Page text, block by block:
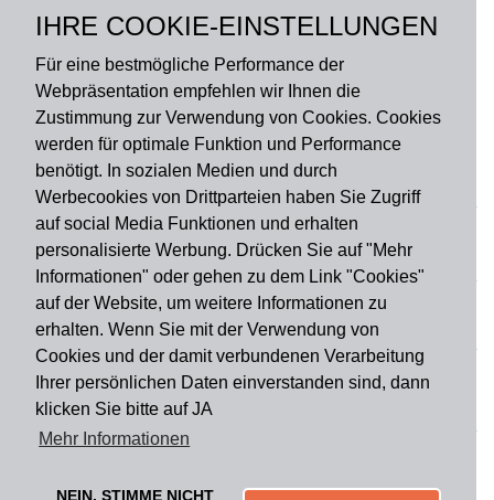
IHRE COOKIE-EINSTELLUNGEN
Für eine bestmögliche Performance der
Webpräsentation empfehlen wir Ihnen die
Zustimmung zur Verwendung von Cookies. Cookies
werden für optimale Funktion und Performance
benötigt. In sozialen Medien und durch
Werbecookies von Drittparteien haben Sie Zugriff
auf social Media Funktionen und erhalten
personalisierte Werbung. Drücken Sie auf "Mehr
Informationen" oder gehen zu dem Link "Cookies"
auf der Website, um weitere Informationen zu
erhalten. Wenn Sie mit der Verwendung von
Cookies und der damit verbundenen Verarbeitung
Ihrer persönlichen Daten einverstanden sind, dann
klicken Sie bitte auf JA
Mehr Informationen
NEIN, STIMME NICHT
BESCHREIBUNG
Zahlungsart
Versandart
Du findest uns auch auf
Informationen
Impressum Widerruf